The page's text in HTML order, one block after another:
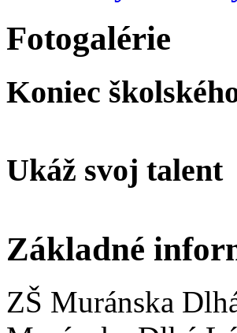
Fotogalérie
Koniec
Ukáž svoj talent
Základné
ZŠ Muránska